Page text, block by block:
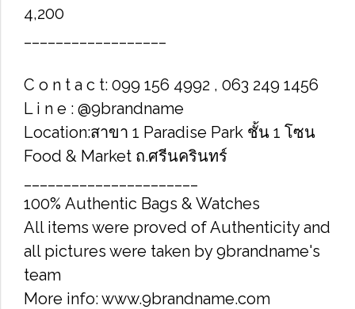
4,200
C o n t a c t: 099 156 4992 , 063 249 1456
L i n e : @9brandname
Location:สาขา 1 Paradise Park ชั้น 1 โซน
Food & Market ถ.ศรีนครินทร์
100% Authentic Bags & Watches
All items were proved of Authenticity and
all pictures were taken by 9brandname's
team
More info: www.9brandname.com